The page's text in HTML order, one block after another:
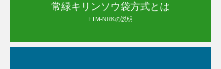
常緑キリンソウ袋方式とは
FTM-NRKの説明